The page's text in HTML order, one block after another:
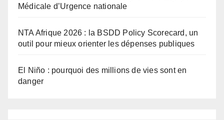
Médicale d’Urgence nationale
NTA Afrique 2026 : la BSDD Policy Scorecard, un
outil pour mieux orienter les dépenses publiques
El Niño : pourquoi des millions de vies sont en
danger